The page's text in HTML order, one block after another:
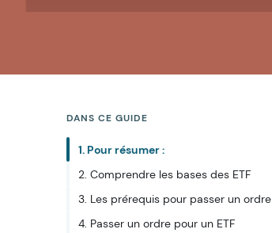
DANS CE GUIDE
1. Pour résumer :
2. Comprendre les bases des ETF
3. Les prérequis pour passer un ordre
4. Passer un ordre pour un ETF